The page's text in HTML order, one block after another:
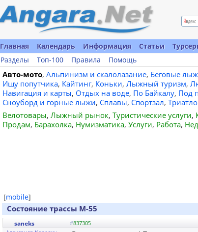
Главная Календарь Информация Статьи
Разделы
Топ-100 Правила Помощь
Авто-мото, Альпинизм и скалолазание, Беговые
Ищу попутчика, Кайтинг, Коньки, Лыжный туризм,
Навигация и карты, Отдых на воде, По Байкалу, Под
Сноуборд и горные лыжи, Сплавы, Спортзал,
Велотовары, Лыжный рынок, Туристические услуги,
Продам, Барахолка, Нумизматика, Услуги, Работа,
[mobile]
Состояние трассы М-55
saneks #837305